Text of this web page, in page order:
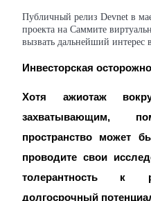
Больше событий
Публичный релиз Devnet в
проекта на Саммите
вызвать дальнейший интерес
Инвесторская
Хотя ажиотаж
захватывающим,
пространство может
проводите свои
толерантность к
долгосрочный